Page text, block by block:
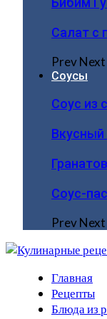
Салат с
PrevNext
Соусы
Соус из
Соус-
PrevNext
Главная
Рецепты
Блюда из